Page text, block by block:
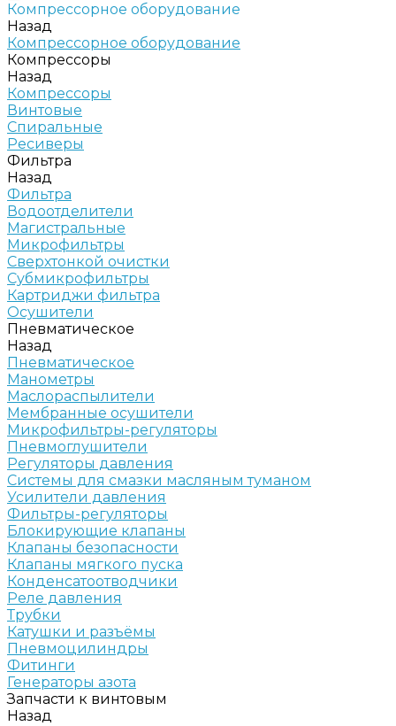
Компрессорное оборудование
Назад
Компрессорное оборудование
Компрессоры
Назад
Компрессоры
Винтовые
Спиральные
Ресиверы
Фильтра
Назад
Фильтра
Водоотделители
Магистральные
Микрофильтры
Сверхтонкой очистки
Субмикрофильтры
Картриджи фильтра
Осушители
Пневматическое
Назад
Пневматическое
Манометры
Маслораспылители
Мембранные осушители
Микрофильтры-регуляторы
Пневмоглушители
Регуляторы давления
Системы для смазки масляным туманом
Усилители давления
Фильтры-регуляторы
Блокирующие клапаны
Клапаны безопасности
Клапаны мягкого пуска
Конденсатоотводчики
Реле давления
Трубки
Катушки и разъёмы
Пневмоцилиндры
Фитинги
Генераторы азота
Запчасти к винтовым
Назад